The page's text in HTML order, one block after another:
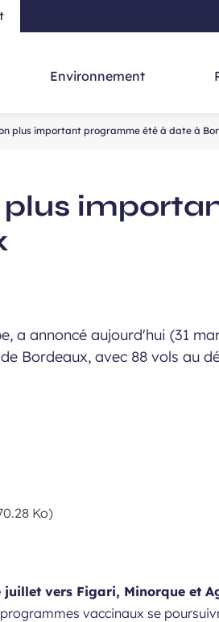
- Aller à la navigation -
Environnement
plus important programme été à date à
plus
a annoncé aujourd'hui (31
Bordeaux, avec 88 vols au
Ko)
vers Figari, Minorque et
vaccinaux se